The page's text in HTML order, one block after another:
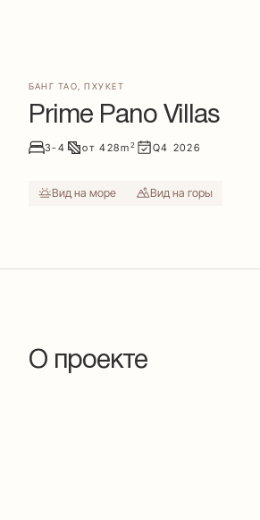
БАНГ ТАО ,ПХУКЕТ
Prime Pano Villas
3-4 от 428m 2 Q4 2026
Вид на море Вид на горы
О проекте